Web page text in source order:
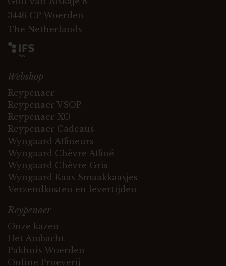
3446 CP Woerden
The Netherlands
Webshop
Reypenaer
Reypenaer VSOP
Reypenaer XO
Reypenaer Cadeaus
Wyngaard Affineurs
Wyngaard Chèvre Affiné
Wyngaard Chèvre Gris
Wyngaard Kaas Smaakkaasjes
Verzendkosten en levertijden
Reypenaer
Onze kazen
Het Ambacht
Pakhuis Woerden
Online Proeverij